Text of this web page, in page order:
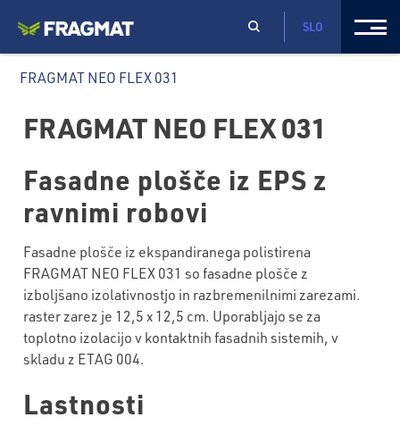
SLO
FRAGMAT NEO FLEX 031
FRAGMAT NEO FLEX 031
Fasadne plošče iz EPS z
ravnimi robovi
Fasadne plošče iz ekspandiranega polistirena
FRAGMAT NEO FLEX 031 so fasadne plošče z
izboljšano izolativnostjo in razbremenilnimi zarezami.
raster zarez je 12,5 x 12,5 cm. Uporabljajo se za
toplotno izolacijo v kontaktnih fasadnih sistemih, v
skladu z ETAG 004.
Lastnosti